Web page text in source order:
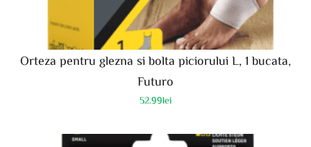
Orteza pentru glezna si bolta piciorului L, 1 bucata,
Futuro
52.99lei